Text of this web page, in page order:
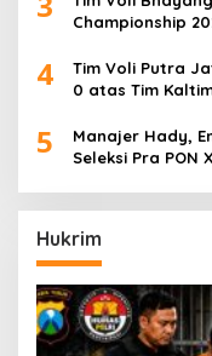
Championship
4
Tim Voli Putra
0 atas Tim
5
Manajer Hady,
Seleksi Pra PON
Hukrim